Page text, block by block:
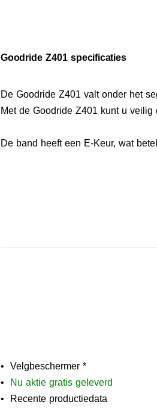
Goodride Z401 specificaties
De Goodride Z401 valt onder het
Met de Goodride Z401 kunt u veilig
De band heeft een E-Keur, wat
• Velgbeschermer *
•
N u aktie gratis geleverd
• Recente productiedata